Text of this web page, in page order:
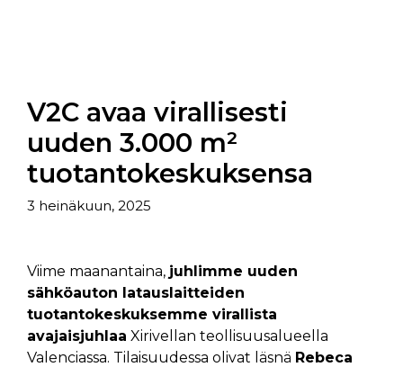
V2C avaa virallisesti
uuden 3.000 m²
tuotantokeskuksensa
3 heinäkuun, 2025
Viime maanantaina, juhlimme uuden
sähköauton latauslaitteiden
tuotantokeskuksemme virallista
avajaisjuhlaa Xirivellan teollisuusalueella
Valenciassa. Tilaisuudessa olivat läsnä Rebeca